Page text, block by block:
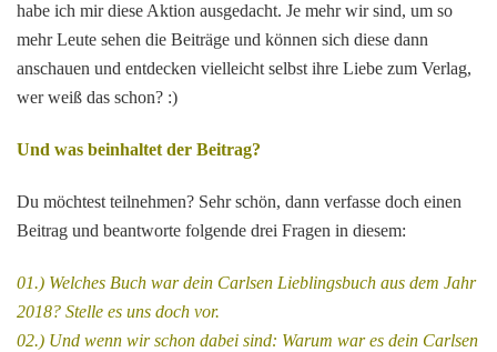
habe ich mir diese Aktion ausgedacht. Je mehr wir sind, um so
mehr Leute sehen die Beiträge und können sich diese dann
anschauen und entdecken vielleicht selbst ihre Liebe zum Verlag,
wer weiß das schon? :)
Und was beinhaltet der Beitrag?
Du möchtest teilnehmen? Sehr schön, dann verfasse doch einen
Beitrag und beantworte folgende drei Fragen in diesem:
01.) Welches Buch war dein Carlsen Lieblingsbuch aus dem Jahr
2018? Stelle es uns doch vor.
02.) Und wenn wir schon dabei sind: Warum war es dein Carlsen